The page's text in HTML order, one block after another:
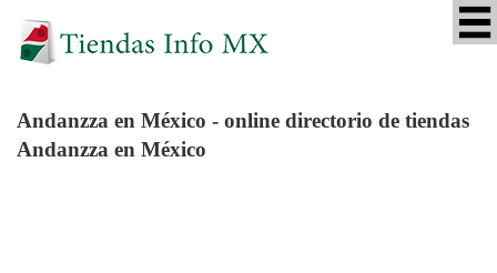
Andanzza en México - online directorio de tiendas
Andanzza en México